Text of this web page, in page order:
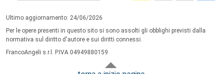
Ultimo aggiornamento: 24/06/2026
Per le opere presenti in questo sito si sono assolti gli obblighi previsti dalla
normativa sul diritto d'autore e sui diritti connessi.
FrancoAngeli s.r.l. P.IVA 04949880159